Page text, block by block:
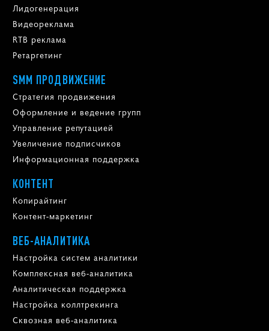
Лидогенерация
Видеореклама
RTB реклама
Ретаргетинг
SMM ПРОДВИЖЕНИЕ
Стратегия продвижения
Оформление и ведение групп
Управление репутацией
Увеличение подписчиков
Информационная поддержка
КОНТЕНТ
Копирайтинг
Контент-маркетинг
ВЕБ-АНАЛИТИКА
Настройка систем аналитики
Комплексная веб-аналитика
Аналитическая поддержка
Настройка коллтрекинга
Сквозная веб-аналитика